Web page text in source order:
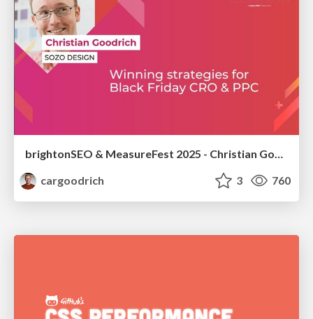
brightonSEO & MeasureFest 2025 - Christian Goodrich - Winning strategies for Black Friday CRO & PPC
cargoodrich
3 760